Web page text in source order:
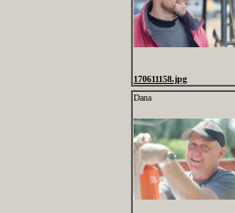
170611158.jpg
Dana